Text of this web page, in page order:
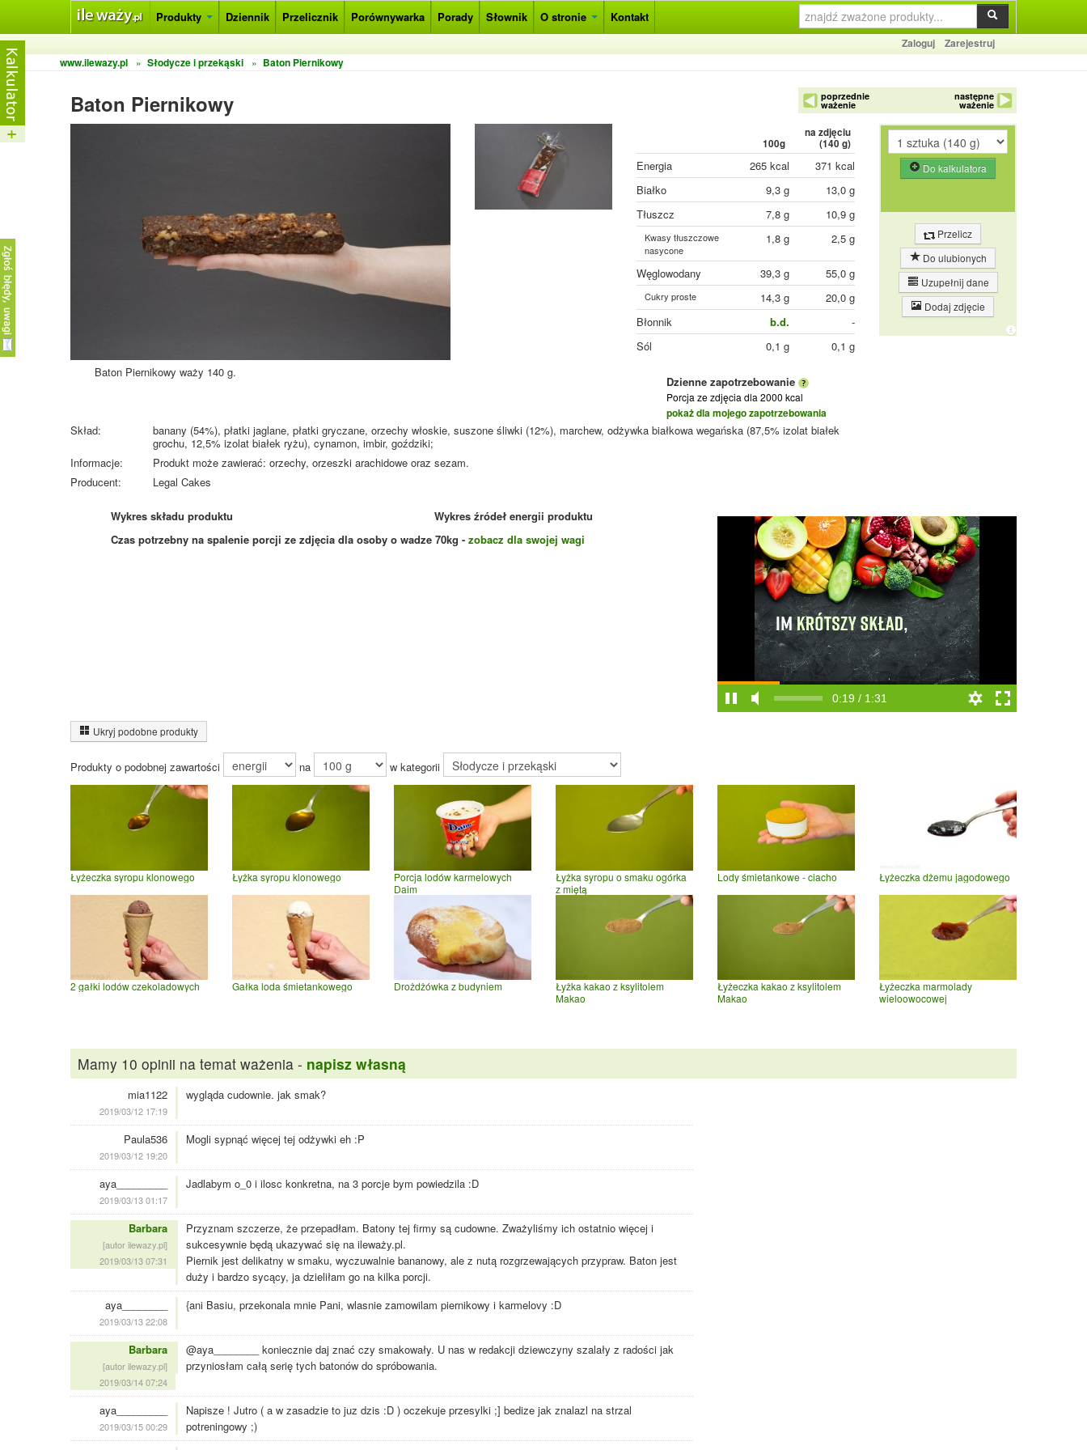
Produkty Dziennik Przelicznik Porównywarka Porady Słownik O stronie Kontakt
Zaloguj
Zarejestruj
www.ilewazy.pl
» Słodycze i przekąski » Baton Piernikowy
Baton Piernikowy poprzednie
ważenie
następne
ważenie
Baton Piernikowy waży 140 g.
100g
na zdjęciu
(140 g)
Energia 265 kcal
371 kcal
Białko
9,3 g
13,0 g
Tłuszcz
7,8 g 10,9 g
Kwasy tłuszczowe
nasycone
1,8 g 2,5 g
Węglowodany 39,3 g 55,0 g
Cukry proste 14,3 g
20,0 g
Błonnik
b.d.
-
Sól
0,1 g 0,1 g
Dzienne zapotrzebowanie
Porcja ze zdjęcia dla 2000 kcal
pokaż dla mojego zapotrzebowania
Do kalkulatora
Przelicz
Do ulubionych
Uzupełnij dane
Dodaj zdjęcie
Skład:
banany (54%), płatki jaglane, płatki gryczane, orzechy włoskie, suszone śliwki (12%), marchew, odżywka białkowa wegańska (87,5% izolat białek
grochu, 12,5% izolat białek ryżu), cynamon, imbir, goździki;
Informacje:
Produkt może zawierać: orzechy, orzeszki arachidowe oraz sezam.
Producent:
Legal Cakes
Wykres składu produktu
Wykres źródeł energii produktu
Czas potrzebny na spalenie porcji ze zdjęcia dla osoby o wadze 70kg - zobacz dla swojej wagi
0:19 / 1:31
Ukryj podobne produkty
Produkty o podobnej zawartości na w kategorii
Łyżeczka syropu klonowego Łyżka syropu klonowego
Porcja lodów karmelowych
Daim
Łyżka syropu o smaku ogórka
z miętą
Lody śmietankowe - ciacho Łyżeczka dżemu jagodowego
2 gałki lodów czekoladowych Gałka loda śmietankowego Drożdżówka z budyniem
Łyżka kakao z ksylitolem
Makao
Łyżeczka kakao z ksylitolem
Makao
Łyżeczka marmolady
wieloowocowej
Mamy 10 opinii na temat ważenia - napisz własną
mia1122
2019/03/12 17:19
wygląda cudownie. jak smak?
Paula536
2019/03/12 19:20
Mogli sypnąć więcej tej odżywki eh :P
aya_________
2019/03/13 01:17
Jadlabym o_0 i ilosc konkretna, na 3 porcje bym powiedzila :D
Barbara
[autor ilewazy.pl]
2019/03/13 07:31
Przyznam szczerze, że przepadłam. Batony tej firmy są cudowne. Zważyliśmy ich ostatnio więcej i
sukcesywnie będą ukazywać się na ileważy.pl.
Piernik jest delikatny w smaku, wyczuwalnie bananowy, ale z nutą rozgrzewających przypraw. Baton jest
duży i bardzo sycący, ja dzieliłam go na kilka porcji.
aya________
2019/03/13 22:08
{ani Basiu, przekonala mnie Pani, wlasnie zamowilam piernikowy i karmelovy :D
Barbara
[autor ilewazy.pl]
2019/03/14 07:24
@aya________ koniecznie daj znać czy smakowały. U nas w redakcji dziewczyny szalały z radości jak
przyniosłam całą serię tych batonów do spróbowania.
aya_________
2019/03/15 00:29
Napisze ! Jutro ( a w zasadzie to juz dzis :D ) oczekuje przesylki ;] bedize jak znalazl na strzal
potreningowy ;)